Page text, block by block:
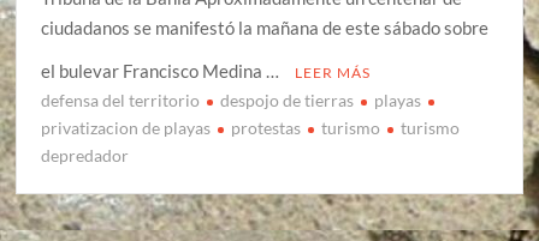
ciudadanos se manifestó la mañana de este sábado sobre
el bulevar Francisco Medina …
LEER MÁS
defensa del territorio despojo de tierras
playas
privatizacion de playas
protestas turismo
turismo
depredador